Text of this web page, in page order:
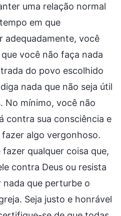
uma relação normal
em que
adequadamente, você
você não faça nada
do povo escolhido
nada que não seja útil
No mínimo, você não
contra sua consciência e
algo vergonhoso.
qualquer coisa que,
contra Deus ou resista
nada que perturbe o
Seja justo e honrável